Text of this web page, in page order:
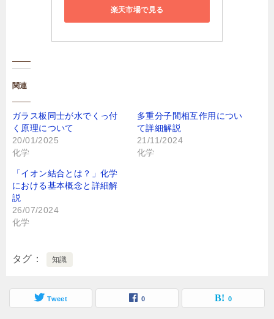
楽天市場で見る
関連
ガラス板同士が水でくっ付
く原理について
20/01/2025
化学
多重分子間相互作用につい
て詳細解説
21/11/2024
化学
「イオン結合とは？」化学
における基本概念と詳細解
説
26/07/2024
化学
タグ 知識
Tweet 0 0